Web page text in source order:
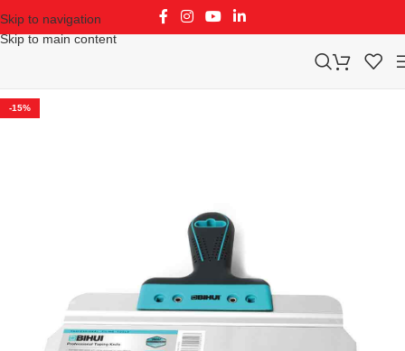
Skip to navigation
Skip to main content
-15%